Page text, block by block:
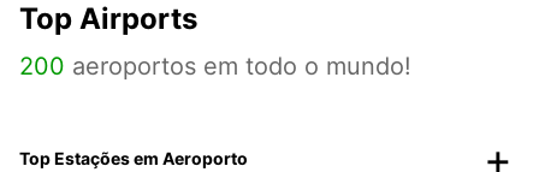
Top Airports
200 aeroportos em todo o mundo!
Top Estações em Aeroporto